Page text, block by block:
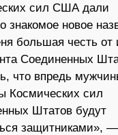
сил США дали
знакомое новое
большая честь от
Соединенных
что впредь
Космических сил
Штатов будут
защитниками», —